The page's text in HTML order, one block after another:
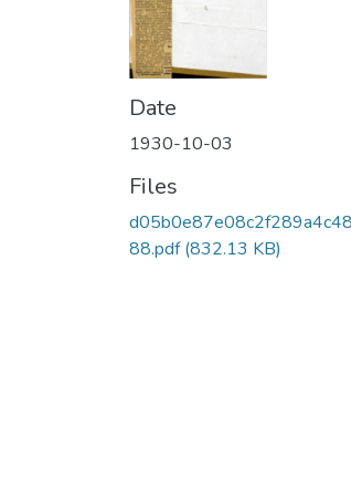
Date
1930-10-03
Files
88.pdf(832.13 KB)